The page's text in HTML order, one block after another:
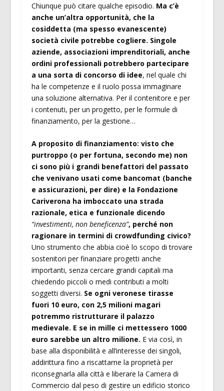
Chiunque può citare qualche episodio. Ma c’è
anche un’altra opportunità, che la
cosiddetta (ma spesso evanescente)
società civile potrebbe cogliere. Singole
aziende, associazioni imprenditoriali, anche
ordini professionali potrebbero partecipare
a una sorta di concorso di idee, nel quale chi
ha le competenze e il ruolo possa immaginare
una soluzione alternativa. Per il contenitore e per
i contenuti, per un progetto, per le formule di
finanziamento, per la gestione…
A proposito di finanziamento: visto che
purtroppo (o per fortuna, secondo me) non
ci sono più i grandi benefattori del passato
che venivano usati come bancomat (banche
e assicurazioni, per dire) e la Fondazione
Cariverona ha imboccato una strada
razionale, etica e funzionale dicendo
“investimenti, non beneficenza”, perché non
ragionare in termini di crowdfunding civico?
Uno strumento che abbia cioè lo scopo di trovare
sostenitori per finanziare progetti anche
importanti, senza cercare grandi capitali ma
chiedendo piccoli o medi contributi a molti
soggetti diversi. Se ogni veronese tirasse
fuori 10 euro, con 2,5 milioni magari
potremmo ristrutturare il palazzo
medievale. E se in mille ci mettessero 1000
euro sarebbe un altro milione. E via così, in
base alla disponibilità e all’interesse dei singoli,
addirittura fino a riscattarne la proprietà per
riconsegnarla alla città e liberare la Camera di
Commercio dal peso di gestire un edificio storico